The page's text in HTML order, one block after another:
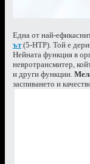
Една от най-
ът(5-HTP). Той е
Нейната функция в
невротрансмитер,
и други функции.
заспиването и